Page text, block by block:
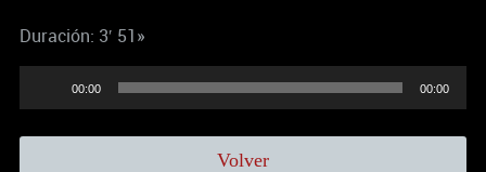
Duración: 3′ 51»
de
00:00 00:00
Volver